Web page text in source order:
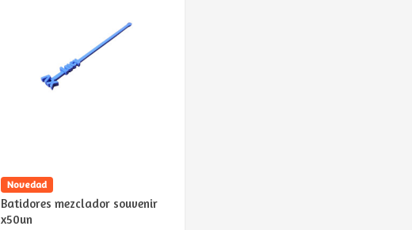
Novedad
Batidores mezclador souvenir
x50un